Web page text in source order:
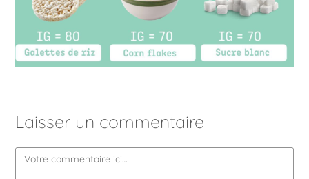
Laisser un commentaire